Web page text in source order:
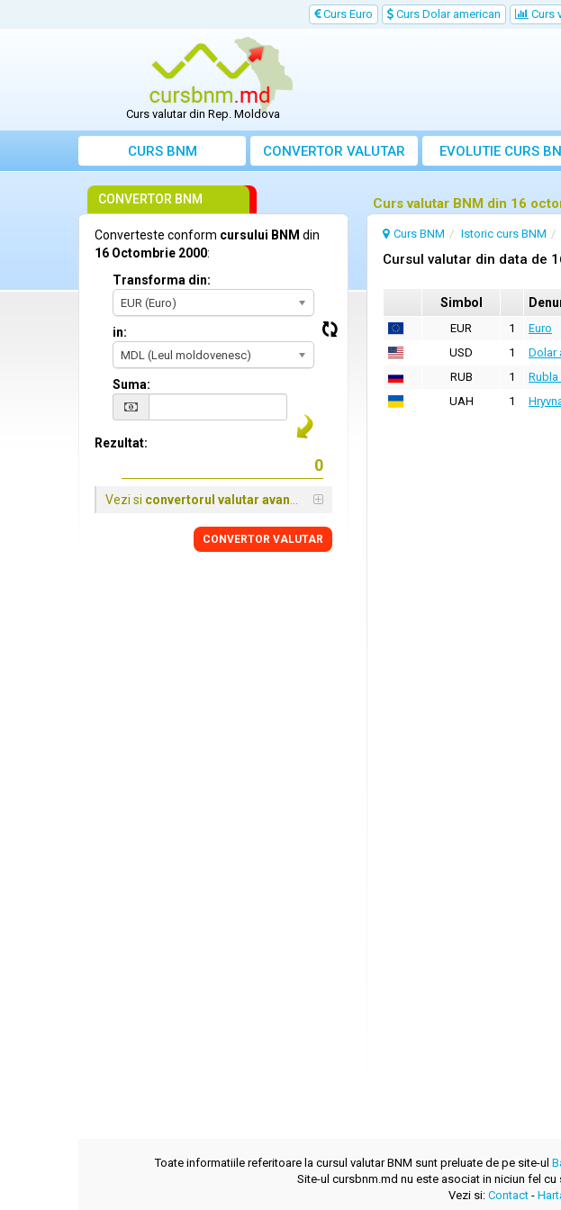
Curs Euro Curs Dolar american Curs
Curs valutar din Rep. Moldova
CURS BNM CONVERTOR VALUTAR EVOLUTIE CURS
Curs valutar BNM din 16
Curs BNM Istoric curs BNM
Cursul valutar din data de
Simbol
EUR 1 Euro
USD
1 Dolar
RUB
1
UAH
1
CONVERTOR BNM
Converteste conform cursului BNM din
16 Octombrie 2000:
Transforma din:
EUR (Euro)
in:
MDL (Leul moldovenesc)
Suma:
Rezultat:
Vezi si convertorul valutar avansat
CONVERTOR VALUTAR
Toate informatiile referitoare la cursul valutar BNM sunt preluate de pe site-ul
Site-ul cursbnm.md nu este asociat in niciun fel
Vezi si: Contact-